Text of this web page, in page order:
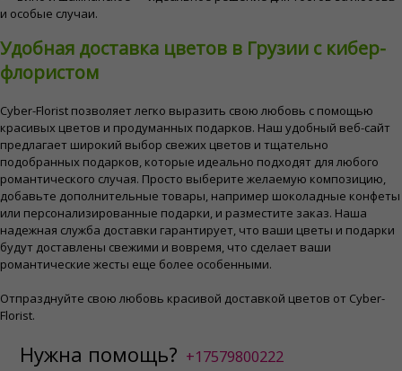
и особые случаи.
Удобная доставка цветов в Грузии с кибер-
флористом
Cyber-Florist позволяет легко выразить свою любовь с помощью
красивых цветов и продуманных подарков. Наш удобный веб-сайт
предлагает широкий выбор свежих цветов и тщательно
подобранных подарков, которые идеально подходят для любого
романтического случая. Просто выберите желаемую композицию,
добавьте дополнительные товары, например шоколадные конфеты
или персонализированные подарки, и разместите заказ. Наша
надежная служба доставки гарантирует, что ваши цветы и подарки
будут доставлены свежими и вовремя, что сделает ваши
романтические жесты еще более особенными.
Отпразднуйте свою любовь красивой доставкой цветов от Cyber-
Florist.
Нужна помощь? +17579800222